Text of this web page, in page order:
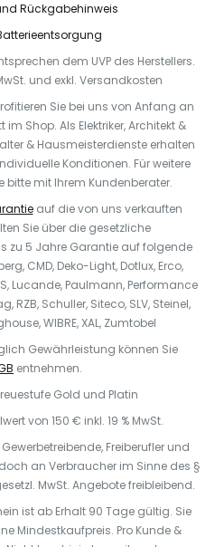
Rückgabehinweis
dem UVP des Herstellers.
und exkl. Versandkosten
Sie bei uns von Anfang an
Shop. Als Elektriker, Architekt &
& Hausmeisterdienste erhalten
Konditionen. Für weitere
bitte mit Ihrem Kundenberater.
auf die von uns verkauften
Sie über die gesetzliche
zu 5 Jahre Garantie auf folgende
CMD, Deko-Light, Dotlux, Erco,
Lucande, Paulmann, Performance
RZB, Schuller, Siteco, SLV, Steinel,
WIBRE, XAL, Zumtobel
Gewährleistung können Sie
entnehmen.
Gold und Platin
von 150 € inkl. 19 % MwSt.
Freiberufler und
an Verbraucher im Sinne des §
MwSt. Angebote freibleibend.
ist ab Erhalt 90 Tage gültig. Sie
Mindestkaufpreis. Pro Kunde &